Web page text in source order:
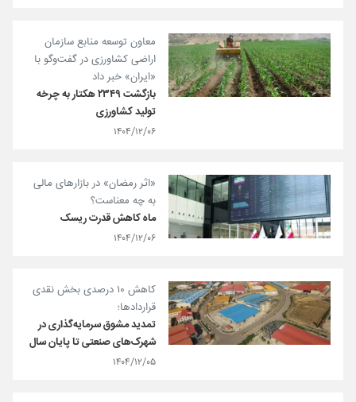
معاون توسعه منابع سازمان
اراضی کشاورزی در گفت‌و‌گو با
«ایران» خبر داد
بازگشت ۲۳۴۹ هکتار به چرخه
تولید کشاورزی
۱۴۰۴/۱۲/۰۶
«اثر رمضان» در بازارهای مالی
به چه معناست؟
ماه کاهش قدرت ریسک
۱۴۰۴/۱۲/۰۶
کاهش ۱۰ درصدی بخش نقدی
قراردادها؛
تمديد مشوق‌ سرمایه‌گذاری در
شهرک‌های صنعتی تا پايان سال
۱۴۰۴/۱۲/۰۵